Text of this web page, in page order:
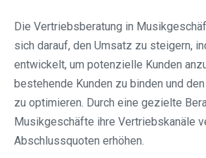
Die Vertriebsberatung in
sich darauf, den Umsatz zu steigern,
entwickelt, um potenzielle Kunden
bestehende Kunden zu binden und
zu optimieren. Durch eine gezielte
Musikgeschäfte ihre Vertriebskanäle
Abschlussquoten erhöhen.